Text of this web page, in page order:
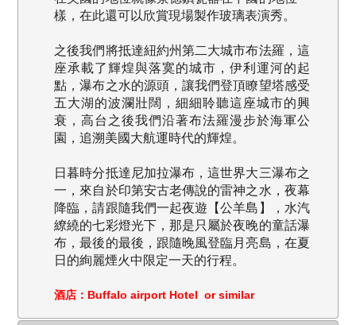
樣，在此還可以欣賞現場製作玻璃表演秀。
之後我們將抵達紐約州第二大城市布法羅，這
座承載了輝煌與落寞的城市，伊利運河的起
點，瀑布之水的源頭，讓我們登頂瞭望塔感受
五大湖的波瀾壯闊，細細聆聽這座城市的興
衰，高台之後我們沿著布法羅漫步於海軍公
園，追溯美國大航運時代的輝煌。
日暮時分抵達尼加拉瀑布，這世界大三瀑布之
一，來自於印第安古老傳說的雷神之水，夜幕
降臨，請跟隨我們一起夜遊【公羊島】，水汽
繚繞的七彩燈光下，那是只屬於夜晚的童話瀑
布，最後的最後，跟隨晚風登臨月亮島，在夏
日的絢麗煙火中限定一天的行程。
酒店：Buffalo airport Hotel or similar